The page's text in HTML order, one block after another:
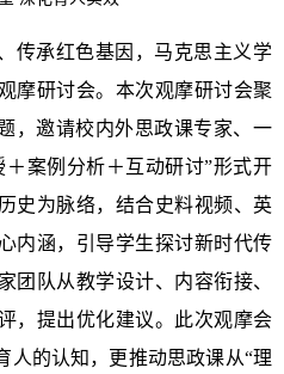
传承红色基因，马克思主义学
摩研讨会。本次观摩研讨会聚
，邀请校内外思政课专家、一
案例分析＋互动研讨”形式开
史为脉络，结合史料视频、英
内涵，引导学生探讨新时代传
团队从教学设计、内容衔接、
，提出优化建议。此次观摩会
人的认知，更推动思政课从“理